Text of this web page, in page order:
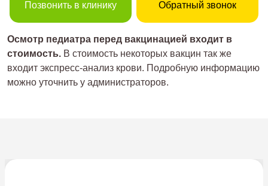
Позвонить в клинику Обратный звонок
Осмотр педиатра перед вакцинацией входит в
стоимость. В стоимость некоторых вакцин так же
входит экспресс-анализ крови. Подробную информацию
можно уточнить у администраторов.